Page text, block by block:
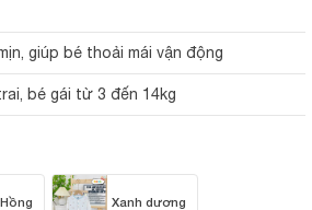
giúp bé thoải mái vận động
bé gái từ 3 đến 14kg
Hồng Xanh dương